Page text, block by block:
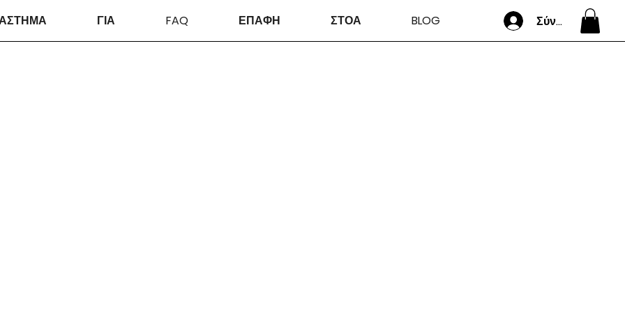
ΓΙΑ FAQ ΕΠΑΦΗ ΣΤΟΑ BLOG Σύνδεση